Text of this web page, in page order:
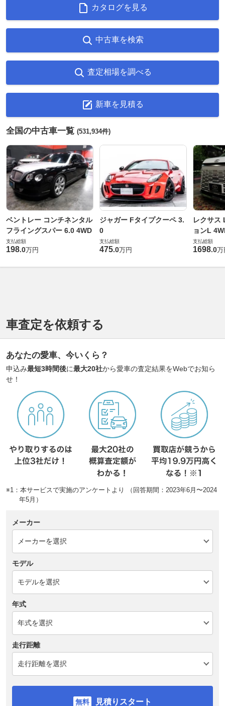
カタログを見る
中古車を検索
査定相場を調べる
新車を見積る
全国の中古車一覧 (531,934件)
ベントレー コンチネンタル
フライングスパー 6.0 4WD
支払総額
198.0万円
ジャガー Fタイプクーペ 3.
0
支払総額
475.0万円
レクサス
ョンL
支払総額
1698.0万
車査定を依頼する
あなたの愛車、今いくら？
申込み最短3時間後に最大20社から愛車の査定結果をWebでお知ら
せ！
※1：本サービスで実施のアンケートより （回答期間：2023年6月〜2024
年5月）
メーカー
モデル
年式
走行距離
見積りスタート